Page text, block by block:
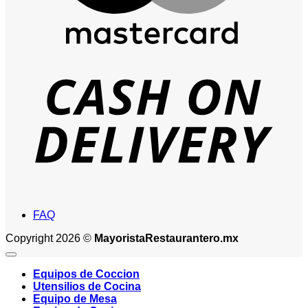
FAQ
Copyright 2026 © MayoristaRestaurantero.mx
Equipos de Coccion
Utensilios de Cocina
Equipo de Mesa